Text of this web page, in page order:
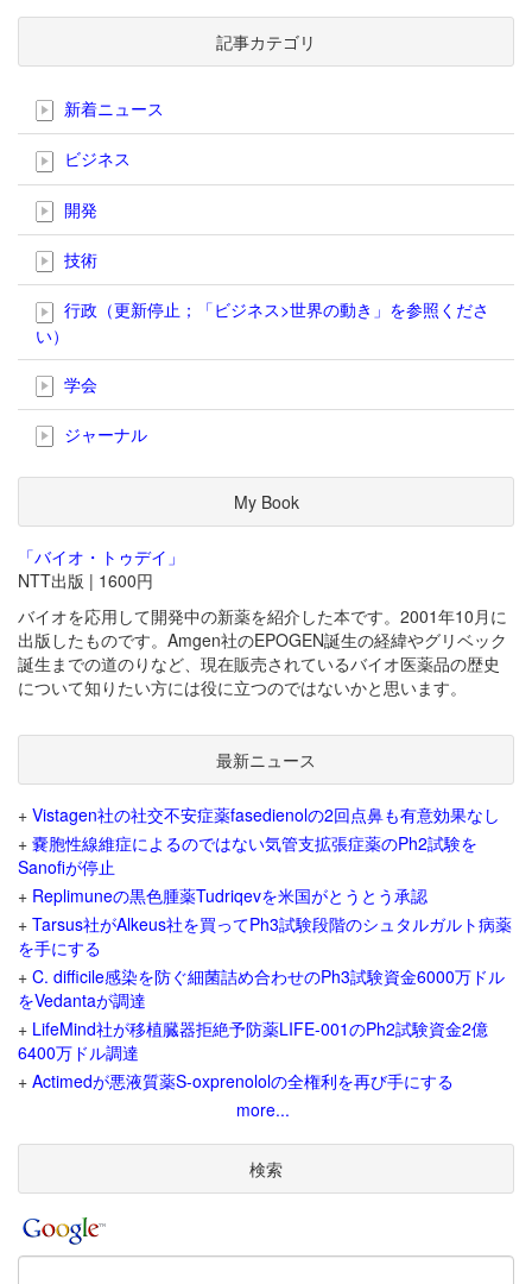
記事カテゴリ
新着ニュース
ビジネス
開発
技術
行政（更新停止；「ビジネス>世界の動き」を参照くださ
い）
学会
ジャーナル
My Book
「バイオ・トゥデイ」
NTT出版 | 1600円
バイオを応用して開発中の新薬を紹介した本です。2001年10月に
出版したものです。Amgen社のEPOGEN誕生の経緯やグリベック
誕生までの道のりなど、現在販売されているバイオ医薬品の歴史
について知りたい方には役に立つのではないかと思います。
最新ニュース
+ Vistagen社の社交不安症薬fasedienolの2回点鼻も有意効果なし
+ 嚢胞性線維症によるのではない気管支拡張症薬のPh2試験を
Sanofiが停止
+ Replimuneの黒色腫薬Tudriqevを米国がとうとう承認
+ Tarsus社がAlkeus社を買ってPh3試験段階のシュタルガルト病薬
を手にする
+ C. difficile感染を防ぐ細菌詰め合わせのPh3試験資金6000万ドル
をVedantaが調達
+ LifeMind社が移植臓器拒絶予防薬LIFE-001のPh2試験資金2億
6400万ドル調達
+ Actimedが悪液質薬S-oxprenololの全権利を再び手にする
more...
検索